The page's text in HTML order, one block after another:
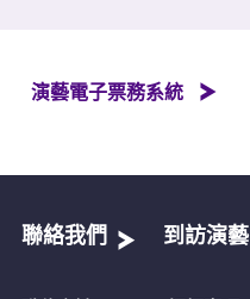
演藝電子票務系統
聯絡我們 到訪演藝